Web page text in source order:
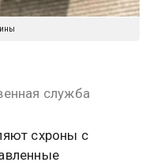
служба
схроны с